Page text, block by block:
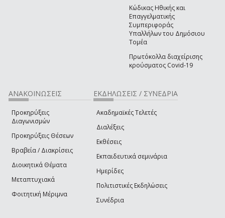
Κώδικας Ηθικής και
Επαγγελματικής
Συμπεριφοράς
Υπαλλήλων του Δημόσιου
Τομέα
Πρωτόκολλα διαχείρισης
κρούσματος Covid-19
ΑΝΑΚΟΙΝΩΣΕΙΣ
Προκηρύξεις
Διαγωνισμών
Προκηρύξεις Θέσεων
Βραβεία / Διακρίσεις
Διοικητικά Θέματα
Μεταπτυχιακά
Φοιτητική Μέριμνα
ΕΚΔΗΛΩΣΕΙΣ / ΣΥΝΕΔΡΙΑ
Ακαδημαϊκές Τελετές
Διαλέξεις
Εκθέσεις
Εκπαιδευτικά σεμινάρια
Ημερίδες
Πολιτιστικές Εκδηλώσεις
Συνέδρια